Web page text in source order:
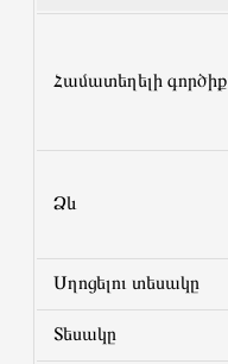
Համատեղելի գործիք
Ձև
Սղոցելու տեսակը
Տեսակը